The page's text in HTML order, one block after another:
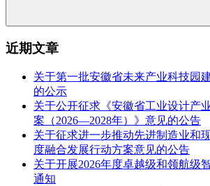
近期文章
关于第一批安徽省未来产业科技园
的公示
关于公开征求《安徽省工业设计产
案（2026—2028年）》意见的公告
关于征求进一步推动先进制造业和
度融合发展行动方案意见的公告
关于开展2026年度卓越级和领航级
通知